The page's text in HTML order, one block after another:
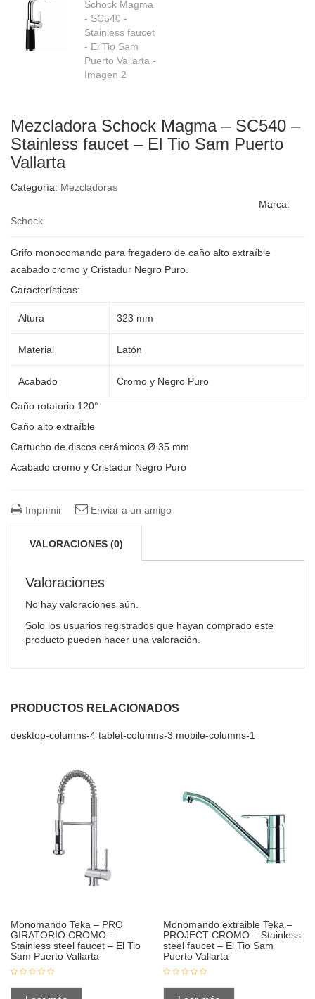
Mezcladora Schock Magma – SC540 –
Stainless faucet – El Tio Sam Puerto
Vallarta
Categoría: Mezcladoras
Marca:
Schock
Grifo monocomando para fregadero de caño alto extraíble
acabado cromo y Cristadur Negro Puro.
Características:
Altura 323 mm
Material Latón
Acabado Cromo y Negro Puro
Caño rotatorio 120°
Caño alto extraíble
Cartucho de discos cerámicos Ø 35 mm
Acabado cromo y Cristadur Negro Puro
Imprimir Enviar a un amigo
VALORACIONES (0)
Valoraciones
No hay valoraciones aún.
Solo los usuarios registrados que hayan comprado este
producto pueden hacer una valoración.
PRODUCTOS RELACIONADOS
desktop-columns-4 tablet-columns-3 mobile-columns-1
Monomando Teka – PRO
GIRATORIO CROMO –
Stainless steel faucet – El Tio
Sam Puerto Vallarta
Monomando extraible Teka –
PROJECT CROMO – Stainless
steel faucet – El Tio Sam
Puerto Vallarta